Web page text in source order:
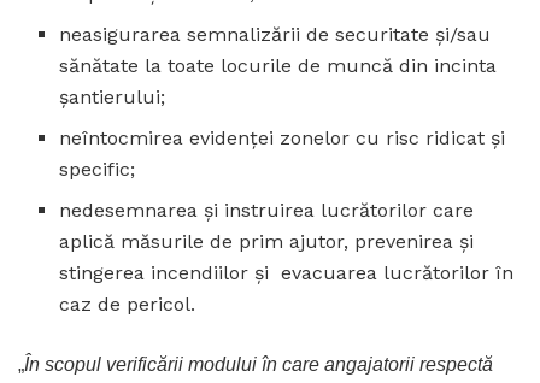
neasigurarea semnalizării de securitate și/sau
sănătate la toate locurile de muncă din incinta
șantierului;
neîntocmirea evidenței zonelor cu risc ridicat și
specific;
nedesemnarea și instruirea lucrătorilor care
aplică măsurile de prim ajutor, prevenirea și
stingerea incendiilor și evacuarea lucrătorilor în
caz de pericol.
„În scopul verificării modului în care angajatorii respectă